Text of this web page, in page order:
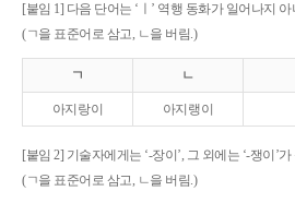
[붙임 1] 다음 단어는 ‘ㅣ’ 역행 동화가 일어나지
(ㄱ을 표준어로 삼고, ㄴ을 버림.)
ㄱ ㄴ
아지랑이 아지랭이
[붙임 2] 기술자에게는 ‘-장이’, 그 외에는 ‘-쟁이’
(ㄱ을 표준어로 삼고, ㄴ을 버림.)